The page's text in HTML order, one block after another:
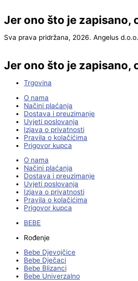
Jer ono što je zapisano,
Sva prava pridržana, 2026. Angelus d.o.o.
Jer ono što je zapisano,
Trgovina
O nama
Načini plaćanja
Dostava i preuzimanje
Uvjeti poslovanja
Izjava o privatnosti
Pravila o kolačićima
Prigovor kupca
O nama
Načini plaćanja
Dostava i preuzimanje
Uvjeti poslovanja
Izjava o privatnosti
Pravila o kolačićima
Prigovor kupca
BEBE
Rođenje
Bebe Djevojčice
Bebe Dječaci
Bebe Blizanci
Bebe Univerzalno